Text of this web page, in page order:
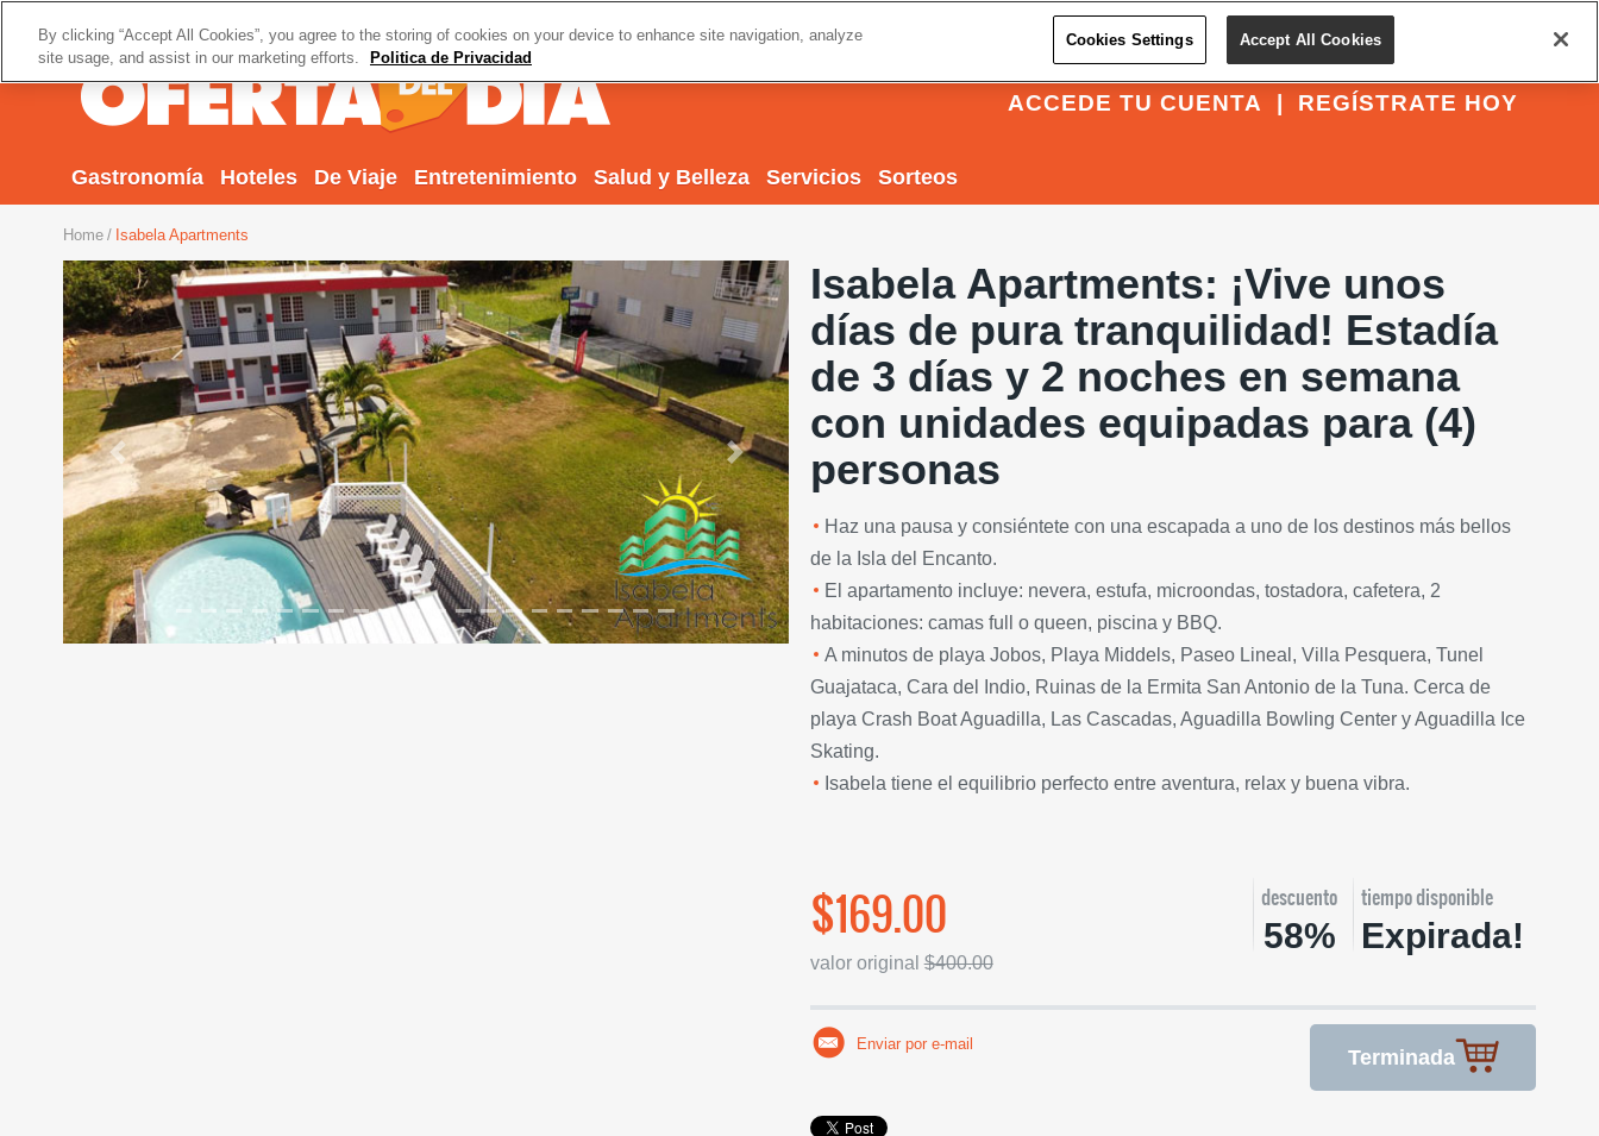
REGÍSTRATE HOY
ACCEDE TU CUENTA
Gastronomía Hoteles De Viaje Entretenimiento Salud y Belleza Servicios Sorteos
Home Isabela Apartments
Previous Next
Isabela Apartments: ¡Vive unos
días de pura tranquilidad! Estadía
de 3 días y 2 noches en semana
con unidades equipadas para (4)
personas
Haz una pausa y consiéntete con una escapada a uno de los destinos más bellos
de la Isla del Encanto.
El apartamento incluye: nevera, estufa, microondas, tostadora, cafetera, 2
habitaciones: camas full o queen, piscina y BBQ.
A minutos de playa Jobos, Playa Middels, Paseo Lineal, Villa Pesquera, Tunel
Guajataca, Cara del Indio, Ruinas de la Ermita San Antonio de la Tuna. Cerca de
playa Crash Boat Aguadilla, Las Cascadas, Aguadilla Bowling Center y Aguadilla Ice
Skating.
Isabela tiene el equilibrio perfecto entre aventura, relax y buena vibra.
$169.00
valor original$400.00
descuento
58%
tiempo disponible
Expirada!
Terminada
Enviar por e-mail
By clicking “Accept All Cookies”, you agree to the storing of cookies on your device to enhance site navigation, analyze
site usage, and assist in our marketing efforts.
Politica de Privacidad
Cookies Settings Accept All Cookies